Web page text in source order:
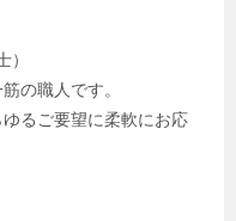
の職人です。
るご要望に柔軟にお応